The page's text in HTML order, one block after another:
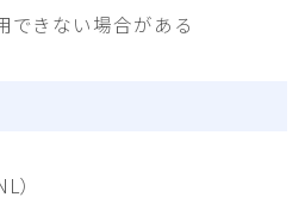
できない場合がある
）